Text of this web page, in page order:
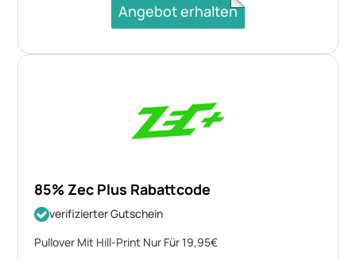
Angebot erhalten
85% Zec Plus Rabattcode
verifizierter Gutschein
Pullover Mit Hill-Print Nur Für 19,95€